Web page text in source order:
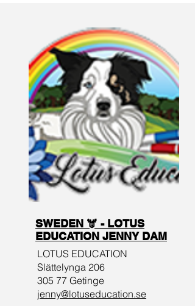
SWEDEN 🫎 - LOTUS
EDUCATION JENNY DAM
LOTUS EDUCATION
Slättelynga 206
305 77 Getinge
jenny@lotuseducation.se